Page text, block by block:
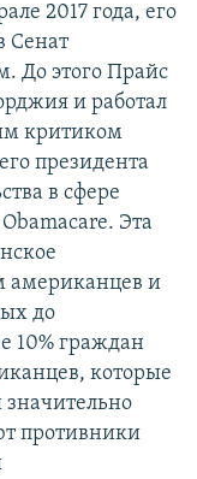
2017 года, его
Сенат
До этого Прайс
и работал
критиком
президента
в сфере
Эта
американцев и
до
10% граждан
которые
противники